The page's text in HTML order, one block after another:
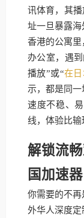
讯体育，其
址一旦暴露
香港的公寓
办公室，遇
播放”或“在
示，都是同
速度不稳、
线，体验比输
解锁流
国加速器
你需要的不
外华人深度定